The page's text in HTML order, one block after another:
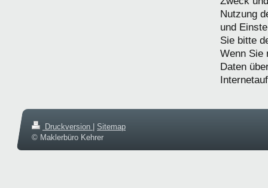
Nutzung
und
Sie bitte
Wenn Sie
Daten
Druckversion
Sitemap
© Maklerbüro Kehrer